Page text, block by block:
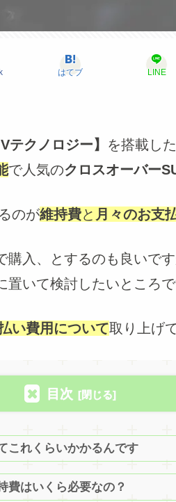
はてブ LINE
テクノロジー】 を搭載した
で人気のクロスオーバー
のが維持費と 月々のお支
購入、とするのも良いで
いて検討したいところで
い費用について取り上げ
目次
これくらいかかるんです
費はいくら必要なの？